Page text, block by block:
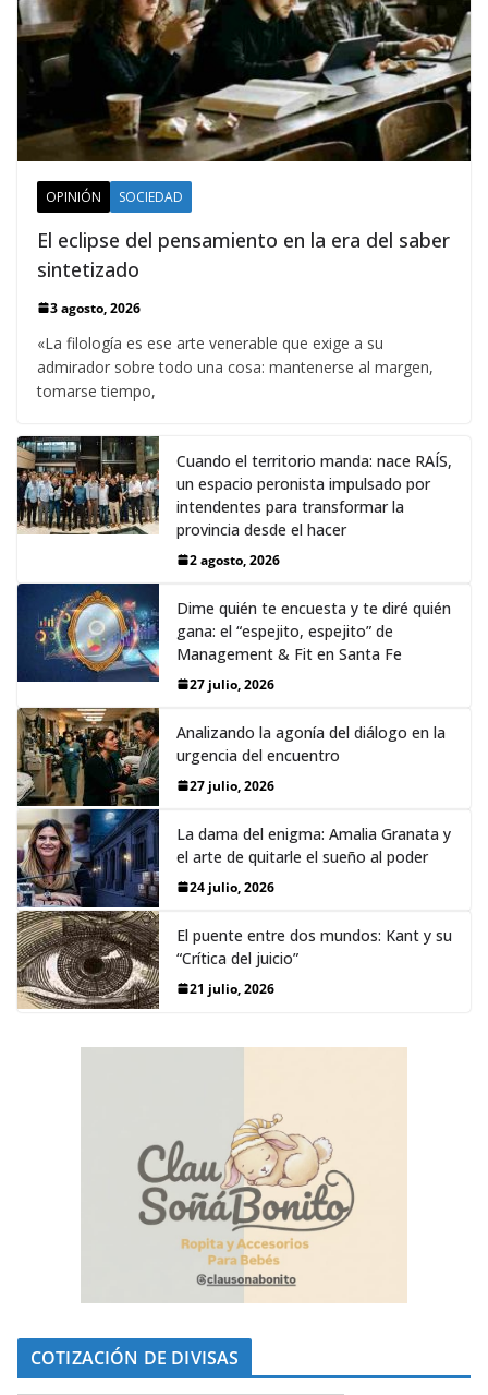
OPINIÓN SOCIEDAD
El eclipse del pensamiento en la era del saber
sintetizado
3 agosto, 2026
«La filología es ese arte venerable que exige a su
admirador sobre todo una cosa: mantenerse al margen,
tomarse tiempo,
Cuando el territorio manda: nace RAÍS,
un espacio peronista impulsado por
intendentes para transformar la
provincia desde el hacer
2 agosto, 2026
Dime quién te encuesta y te diré quién
gana: el “espejito, espejito” de
Management & Fit en Santa Fe
27 julio, 2026
Analizando la agonía del diálogo en la
urgencia del encuentro
27 julio, 2026
La dama del enigma: Amalia Granata y
el arte de quitarle el sueño al poder
24 julio, 2026
El puente entre dos mundos: Kant y su
“Crítica del juicio”
21 julio, 2026
COTIZACIÓN DE DIVISAS